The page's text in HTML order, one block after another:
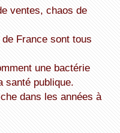
santé publique.